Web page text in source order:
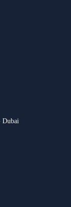
Dubai